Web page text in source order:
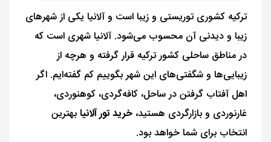
ترکیه کشوری توریستی و زیبا است و آلانیا یکی از شهرهای
زیبا و دیدنی آن محسوب می‌شود. آلانیا شهری‌ است که
در مناطق ساحلی کشور ترکیه قرار گرفته و هرچه از
زیبایی‌ها و شگفتی‌های این شهر بگوییم کم گفته‌ایم. اگر
اهل آفتاب گرفتن در ساحل، کافه‌گردی، کوهنوردی،
غارنوردی و بازارگردی هستید، خرید تور آلانیابهترین
انتخاب برای شما خواهد بود.